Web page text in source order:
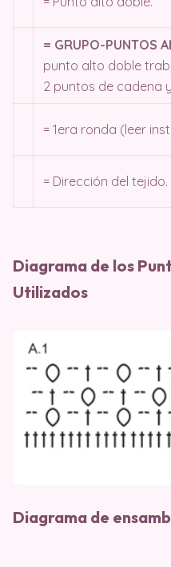
= GRUPO-PUNTOS
punto alto doble
2 puntos de cadena
= 1era ronda (leer
= Dirección del tejido.
Diagrama de los
Utilizados
Diagrama de